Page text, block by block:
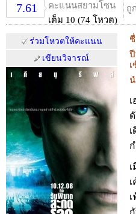
7.61
คะแนนสยามโซน
เต็ม 10 (74 โหวต)
ถู
ร่วมโหวตให้คะแนน
เขียนวิจารณ์